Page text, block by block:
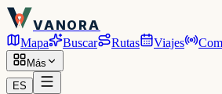
VANORA
Mapa Buscar Rutas Viajes
Más
ES